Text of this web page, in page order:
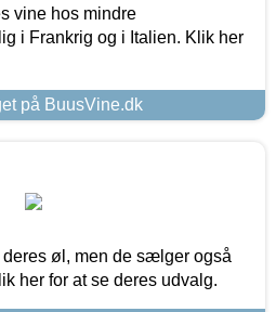
vine hos mindre
i Frankrig og i Italien. Klik her
på BuusVine.dk
deres øl, men de sælger også
her for at se deres udvalg.